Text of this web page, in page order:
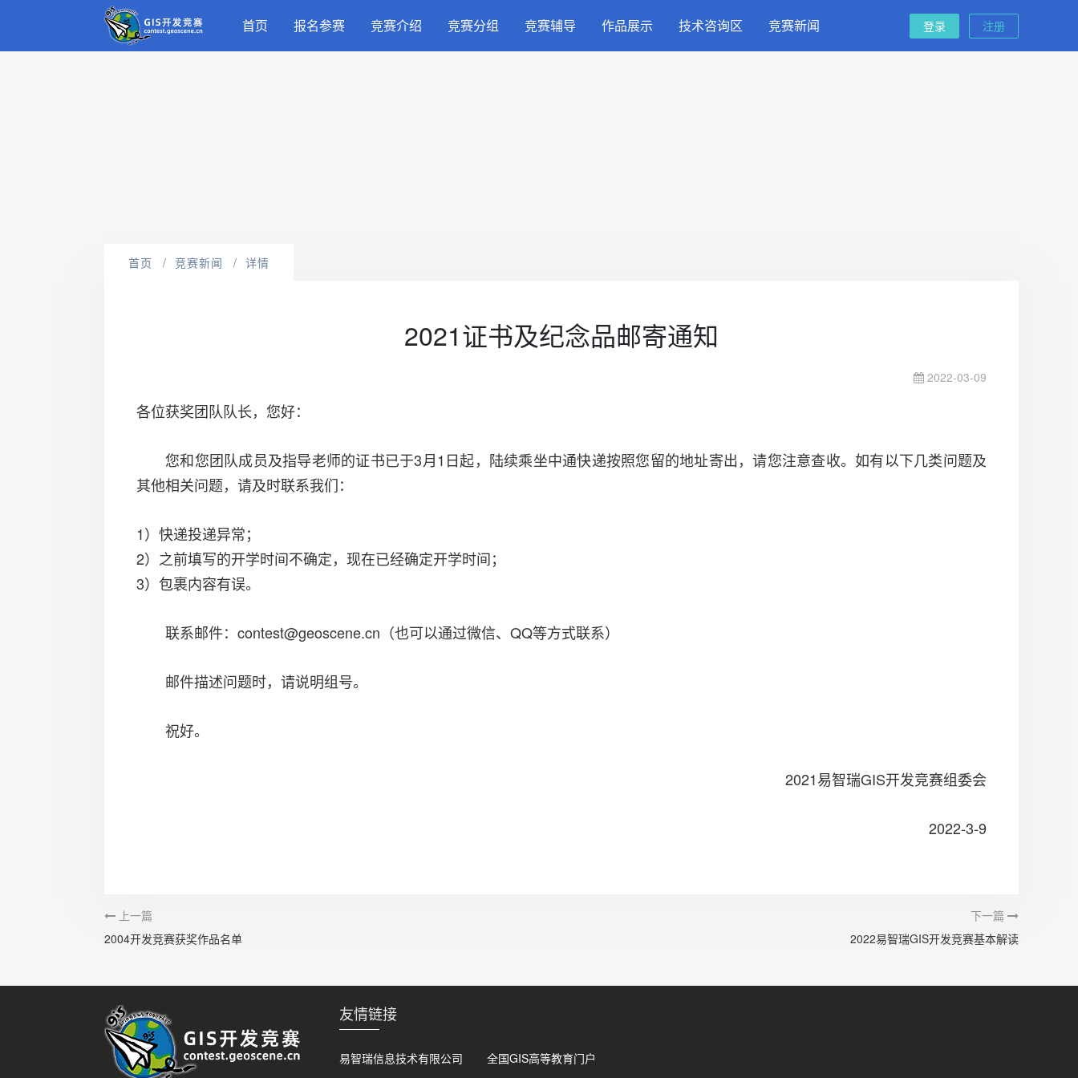
首页 报名参赛 竞赛介绍 竞赛分组 竞赛辅导 作品展示 技术咨询区 竞赛新闻 登录 注册
首页 竞赛新闻 详情
2021证书及纪念品邮寄通知
2022-03-09
各位获奖团队队长，您好：
您和您团队成员及指导老师的证书已于3月1日起，陆续乘坐中通快递按照您留的地址寄出，请您注意查收。如有以下几类问题及
其他相关问题，请及时联系我们：
1）快递投递异常；
2）之前填写的开学时间不确定，现在已经确定开学时间；
3）包裹内容有误。
联系邮件：contest@geoscene.cn（也可以通过微信、QQ等方式联系）
邮件描述问题时，请说明组号。
祝好。
2021易智瑞GIS开发竞赛组委会
2022-3-9
上一篇
2004开发竞赛获奖作品名单
下一篇
2022易智瑞GIS开发竞赛基本解读
友情链接
易智瑞信息技术有限公司 全国GIS高等教育门户